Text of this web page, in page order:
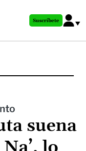
Suscríbete
suena